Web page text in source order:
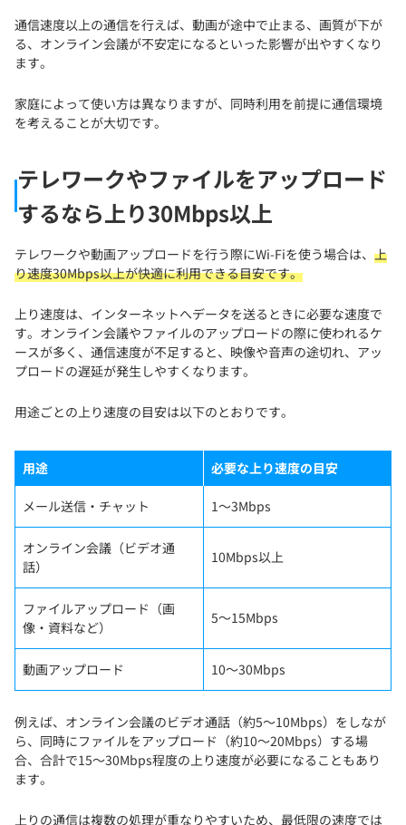
通信速度以上の通信を行えば、動画が途中で止まる、画質が下が
る、オンライン会議が不安定になるといった影響が出やすくなり
ます。
家庭によって使い方は異なりますが、同時利用を前提に通信環境
を考えることが大切です。
テレワークやファイルをアップロード
するなら上り30Mbps以上
テレワークや動画アップロードを行う際にWi-Fiを使う場合は、 上
り速度30Mbps以上が快適に利用できる目安です。
上り速度は、インターネットへデータを送るときに必要な速度で
す。オンライン会議やファイルのアップロードの際に使われるケ
ースが多く、通信速度が不足すると、映像や音声の途切れ、アッ
プロードの遅延が発生しやすくなります。
用途ごとの上り速度の目安は以下のとおりです。
用途 必要な上り速度の目安
メール送信・チャット 1〜3Mbps
オンライン会議（ビデオ通
話）
10Mbps以上
ファイルアップロード（画
像・資料など）
5〜15Mbps
動画アップロード 10〜30Mbps
例えば、オンライン会議のビデオ通話（約5〜10Mbps）をしなが
ら、同時にファイルをアップロード（約10〜20Mbps）する場
合、合計で15〜30Mbps程度の上り速度が必要になることもあり
ます。
上りの通信は複数の処理が重なりやすいため、最低限の速度では